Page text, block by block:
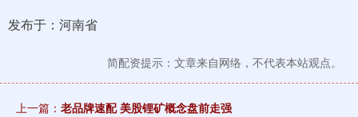
发布于：河南省
简配资提示：文章来自网络，不代表本站观点。
上一篇： 老品牌速配 美股锂矿概念盘前走强